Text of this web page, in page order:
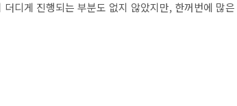
디게 진행되는 부분도 없지 않았지만, 한꺼번에 많은